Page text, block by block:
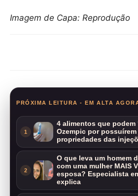
Imagem de Capa: Reprodução
PRÓXIMA LEITURA - EM ALTA
1
4 alimentos que podem
Ozempic por possuírem
propriedades das
2
O que leva um homem
com uma mulher MAIS
esposa? Especialista
explica